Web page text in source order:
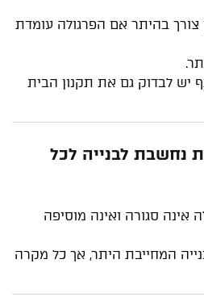
בהיתר אם הפרגולה עומדת
יש לבדוק גם את תקנון הבית
נחשבת לבנייה לכל
אינה סגורה ואינה מוסיפה
המחייבת היתר, אך כל מקרה